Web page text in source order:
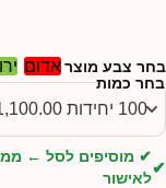
צבע מוצראדום
כמות
✔ מוסיפים לסל ←
לאישור